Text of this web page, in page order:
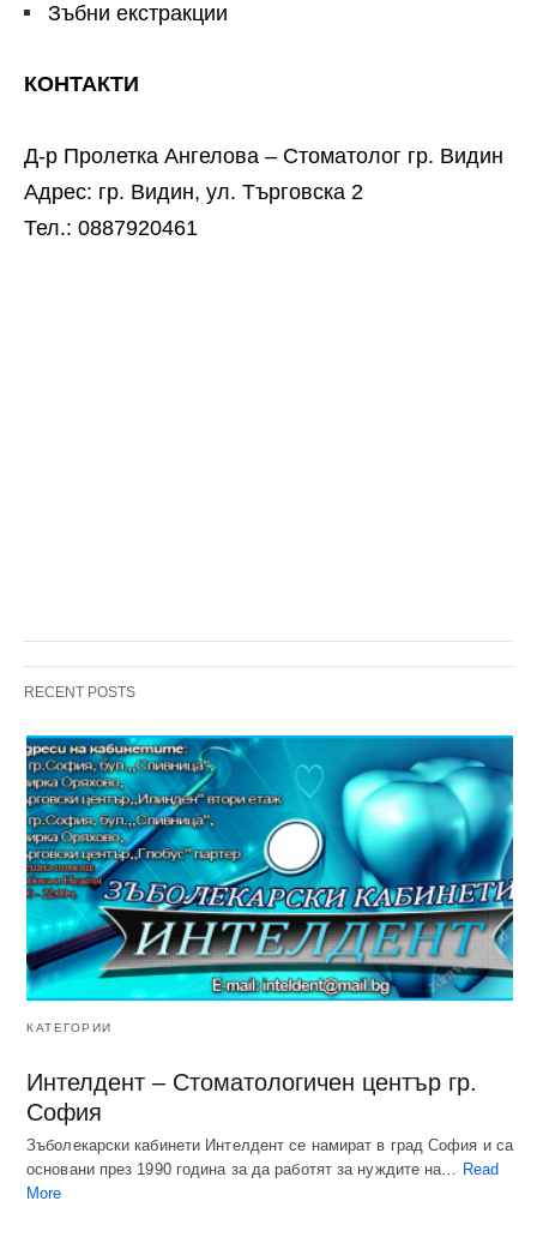
Зъбни екстракции
КОНТАКТИ
Д-р Пролетка Ангелова – Стоматолог гр. Видин
Адрес: гр. Видин, ул. Търговска 2
Тел.: 0887920461
RECENT POSTS
КАТЕГОРИИ
Интелдент – Стоматологичен център гр.
София
Зъболекарски кабинети Интелдент се намират в град София и са
основани през 1990 година за да работят за нуждите на… Read
More